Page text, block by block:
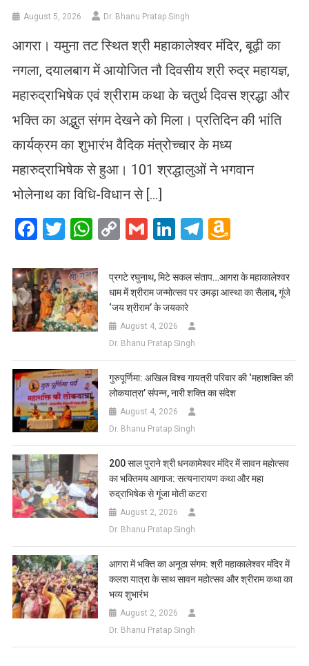
August 5, 2026 Dr. Bhanu Pratap Singh
आगरा। यमुना तट स्थित श्री महाकालेश्वर मंदिर, बूढ़ी का
नगला, दयालबाग में आयोजित नौ दिवसीय श्री रुद्र महायज्ञ,
महारुद्राभिषेक एवं श्रीराम कथा के चतुर्थ दिवस श्रद्धा और
भक्ति का अद्भुत संगम देखने को मिला। प्रतिदिन की भांति
कार्यक्रम का शुभारंभ वैदिक मंत्रोच्चार के मध्य
महारुद्राभिषेक से हुआ। 101 श्रद्धालुओं ने भगवान
भोलेनाथ का विधि-विधान से […]
Facebook
Twitter
WhatsApp
CopyGmailLinkedIn
Telegram
List
प्रगटे रघुनाथ, मिटे सकल संताप…आगरा के महाकालेश्वर
धाम में श्रीराम जन्मोत्सव पर उमड़ा आस्था का सैलाब, गूंजे
‘जय श्रीराम’ के जयकारे
August 4, 2026
Dr. Bhanu Pratap Singh
गुरुपूर्णिमा: अखिल विश्व गायत्री परिवार की ‘महाशक्ति की
लोकयात्रा’ संपन्न, नारी शक्ति का संदेश
August 4, 2026
Dr. Bhanu Pratap Singh
200 साल पुराने श्री धनकामेश्वर मंदिर में सावन महोत्सव
का भक्तिमय आगाज: सत्यनारायण कथा और महा
रुद्राभिषेक से गूंजा मोती कटरा
August 2, 2026
Dr. Bhanu Pratap Singh
आगरा में भक्ति का अनूठा संगम: श्री महाकालेश्वर मंदिर में
कलश यात्रा के साथ सावन महोत्सव और श्रीराम कथा का
भव्य शुभारंभ
August 2, 2026
Dr. Bhanu Pratap Singh